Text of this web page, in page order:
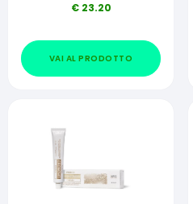
€ 23.20
VAI AL PRODOTTO